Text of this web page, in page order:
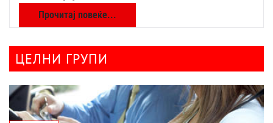
Прочитај повеќе...
ЦЕЛНИ ГРУПИ